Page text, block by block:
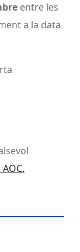
entre les
a la data